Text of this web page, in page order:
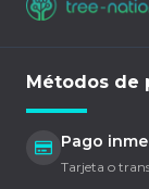
Métodos de
Pago
Tarjeta o